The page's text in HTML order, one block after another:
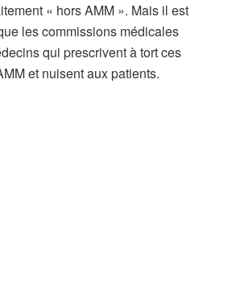
« hors AMM ». Mais il est
les commissions médicales
qui prescrivent à tort ces
et nuisent aux patients.